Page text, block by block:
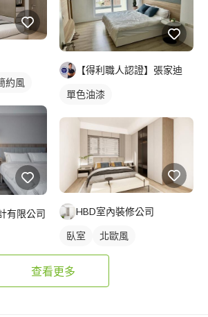
約風
有限公司
【得利職人認證】張家迪
單色油漆
HBD室內裝修公司
臥室 北歐風
查看更多